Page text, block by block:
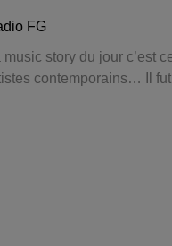
FG
music story du jour c’est
contemporains… Il